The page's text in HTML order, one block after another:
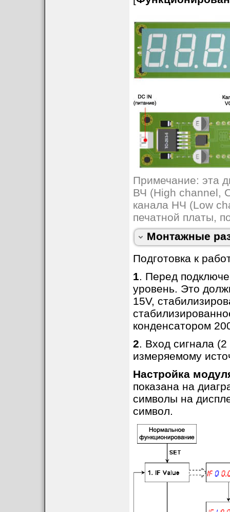
Примечание: эта
ВЧ (High channel,
канала НЧ (Low
печатной платы,
Монтажные
Подготовка к
1. Перед
уровень. Это
15V,
конденсатором
2. Вход сигнала
измеряемому
Настройка
показана на
символы на
символ.